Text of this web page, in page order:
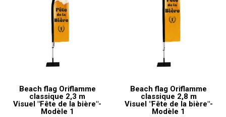
Beach flag Oriflamme
classique 2,3 m
Visuel "Fête de la bière"-
Modèle 1
Beach flag Oriflamme
classique 2,8 m
Visuel "Fête de la bière"-
Modèle 1